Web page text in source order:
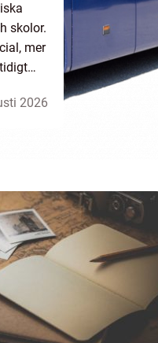
skolor.
mer
2026